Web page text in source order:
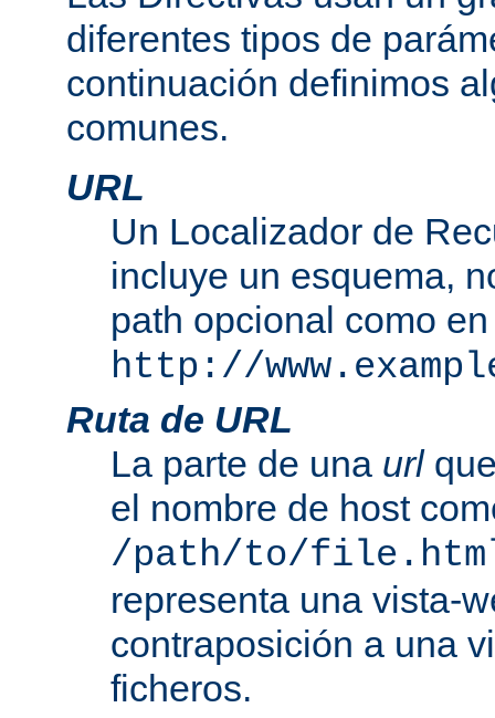
diferentes tipos de
continuación definimos
comunes.
URL
Un Localizador de
incluye un esquema,
path opcional como en
http://
Ruta de URL
La parte de una url
el nombre de host
/path/to/
representa una vista-
contraposición a una
ficheros.